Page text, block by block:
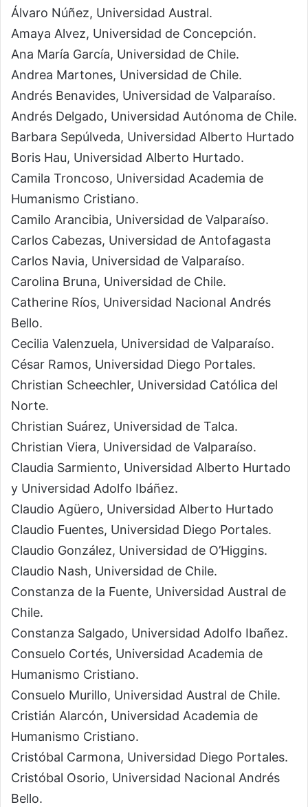
Álvaro Núñez, Universidad Austral.
Amaya Alvez, Universidad de Concepción.
Ana María García, Universidad de Chile.
Andrea Martones, Universidad de Chile.
Andrés Benavides, Universidad de Valparaíso.
Andrés Delgado, Universidad Autónoma de Chile.
Barbara Sepúlveda, Universidad Alberto Hurtado
Boris Hau, Universidad Alberto Hurtado.
Camila Troncoso, Universidad Academia de
Humanismo Cristiano.
Camilo Arancibia, Universidad de Valparaíso.
Carlos Cabezas, Universidad de Antofagasta
Carlos Navia, Universidad de Valparaíso.
Carolina Bruna, Universidad de Chile.
Catherine Ríos, Universidad Nacional Andrés
Bello.
Cecilia Valenzuela, Universidad de Valparaíso.
César Ramos, Universidad Diego Portales.
Christian Scheechler, Universidad Católica del
Norte.
Christian Suárez, Universidad de Talca.
Christian Viera, Universidad de Valparaíso.
Claudia Sarmiento, Universidad Alberto Hurtado
y Universidad Adolfo Ibáñez.
Claudio Agüero, Universidad Alberto Hurtado
Claudio Fuentes, Universidad Diego Portales.
Claudio González, Universidad de O’Higgins.
Claudio Nash, Universidad de Chile.
Constanza de la Fuente, Universidad Austral de
Chile.
Constanza Salgado, Universidad Adolfo Ibañez.
Consuelo Cortés, Universidad Academia de
Humanismo Cristiano.
Consuelo Murillo, Universidad Austral de Chile.
Cristián Alarcón, Universidad Academia de
Humanismo Cristiano.
Cristóbal Carmona, Universidad Diego Portales.
Cristóbal Osorio, Universidad Nacional Andrés
Bello.